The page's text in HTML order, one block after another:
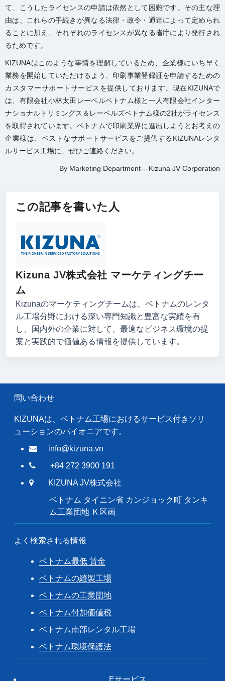
て、こうしたライセンスの申請は依然として困難です。その主な理
由は、これらの手続きが異なる法律・政令・通達によって定められ
ることに加え、それぞれのライセンスが異なる省庁により発行され
るためです。
KIZUNAはこのような事情を理解しているため、企業様にいち早く
業務を開始していただけるよう、印刷事業登録証を申請するための
カスタマーサポートサービスを提供しております。現在KIZUNAで
は、有限会社小林太田レーベルベトナム様と一人有限会社インター
ナショナルトリミングス＆レーベルズベトナム様の2社がライセンス
を取得されています。ベトナムで印刷業界に進出しようとお考えの
企業様は、ベストなサポートサービスをご提供するKIZUNAレンタ
ルサービス工場に、ぜひご連絡ください。
By Marketing Department – Kizuna JV Corporation
この記事を書いた人
Kizuna JV株式会社 マーケティングチー
ム
Kizunaのマーケティングチームは、ベトナムのレンタ
ル工場分野における深い専門知識と豊富な実績を有
し、国内外の企業に対して、最適なビジネス環境の提
案と実践的で価値ある情報を提供しています。
問い合わせ
KIZUNAは、ベトナム工場におけるサービス付きソリ
ューションのパイオニアです。
info@kizuna.vn
+84 272 3900 191
KIZUNA JV株式会社
ベトナム タイニン省 カンジョック町 タンキ
ム工業団地 Ｋ区画
よく検索される情報
ベトナム最低 賃金
ベトナムの縫製工場
ベトナムの工業団地
ベトナム付加価値税
ベトナム南部レンタル工場
ベトナム環境保護法
Eサービス